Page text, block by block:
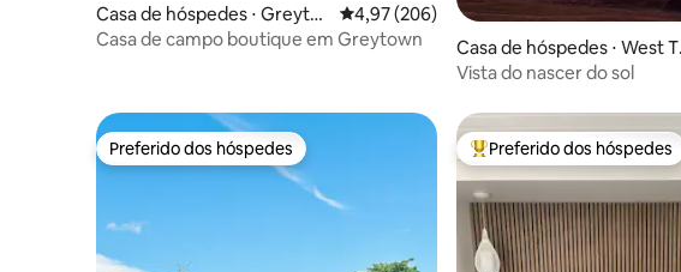
Casa de hóspedes ⋅ Greyto
wn
4,97 de uma avaliação média de 5, 206
4,97 (206)
Casa de campo boutique em Greytown
Casa de hóspedes ⋅ West
atahi
Vista do nascer do sol
Preferido dos hóspedes
Preferido dos hóspedes Entre os melhores
Preferido dos hóspedes